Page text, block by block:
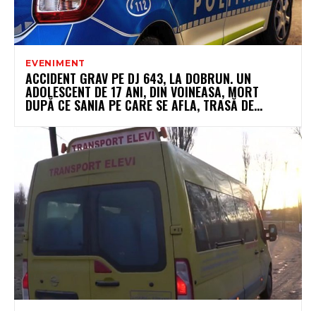
EVENIMENT
ACCIDENT GRAV PE DJ 643, LA DOBRUN. UN
ADOLESCENT DE 17 ANI, DIN VOINEASA, MORT
DUPĂ CE SANIA PE CARE SE AFLA, TRASĂ DE...